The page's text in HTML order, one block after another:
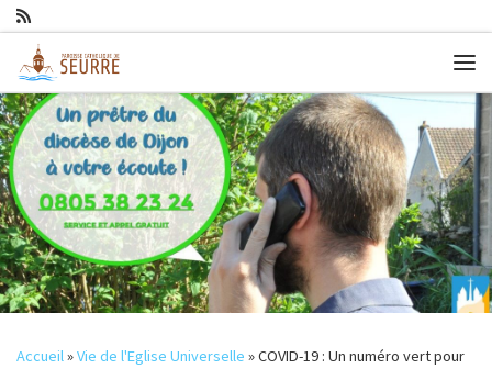
Passer au contenu
Accueil»Vie de l'Eglise Universelle »COVID-19 : Un numéro vert pour